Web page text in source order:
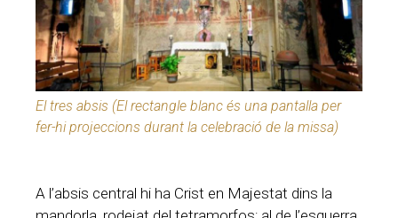
El tres absis (El rectangle blanc és una pantalla per
fer-hi projeccions durant la celebració de la missa)
A l’absis central hi ha Crist en Majestat dins la